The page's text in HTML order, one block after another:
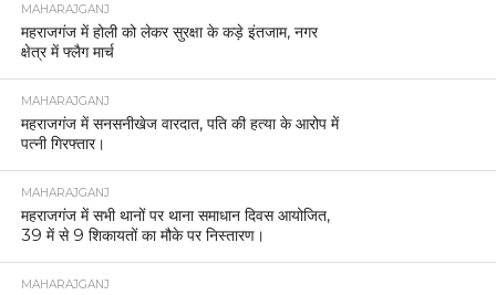
MAHARAJGANJ
महराजगंज में होली को लेकर सुरक्षा के कड़े इंतजाम, नगर
क्षेत्र में फ्लैग मार्च
MAHARAJGANJ
महराजगंज में सनसनीखेज वारदात, पति की हत्या के आरोप में
पत्नी गिरफ्तार।
MAHARAJGANJ
महराजगंज में सभी थानों पर थाना समाधान दिवस आयोजित,
39 में से 9 शिकायतों का मौके पर निस्तारण।
MAHARAJGANJ